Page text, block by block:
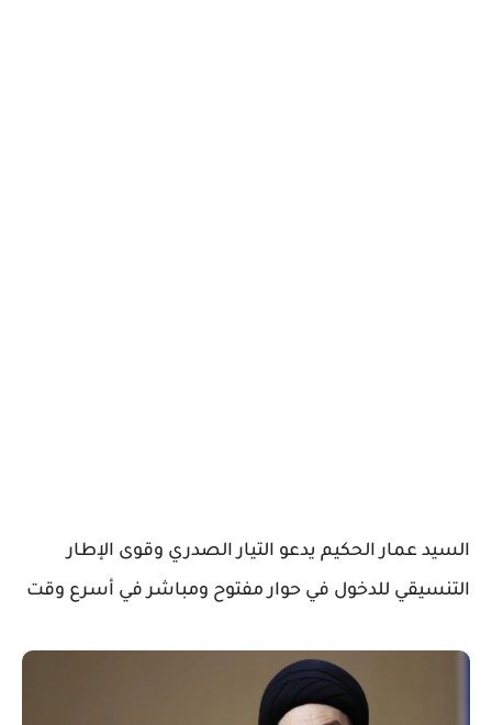
السيد عمار الحكيم يدعو التيار الصدري وقوى الإطار
التنسيقي للدخول في حوار مفتوح ومباشر في أسرع وقت